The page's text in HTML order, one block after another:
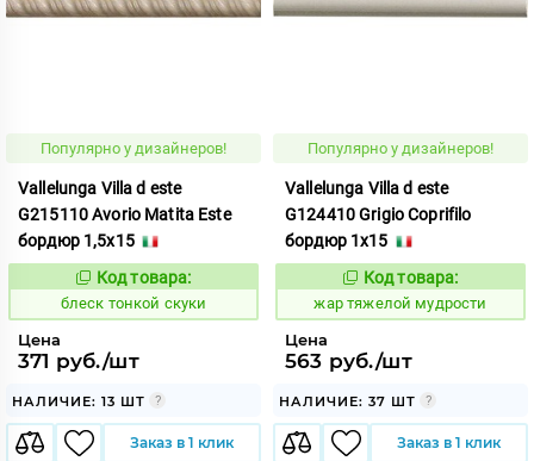
Популярно у дизайнеров!
Vallelunga Villa d este
G215110 Avorio Matita Este
бордюр 1,5x15
44094
Код товара:
блеск тонкой скуки
Цена
371 руб./шт
НАЛИЧИЕ: 13 ШТ
Заказ в 1 клик
Популярно у дизайнеров!
Vallelunga Villa d este
G124410 Grigio Coprifilo
бордюр 1x15
372805
Код товара:
жар тяжелой мудрости
Цена
563 руб./шт
НАЛИЧИЕ: 37 ШТ
Заказ в 1 клик